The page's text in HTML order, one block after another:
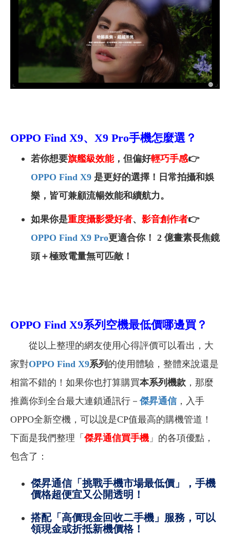
OPPO Find X9、 X9 Pro手機怎麼選？
若你想要旗艦級效能，但偏好輕巧手感👉
OPPO Find X9 是更好的選擇！日常拍攝和娛
樂，皆可兼顧流暢效能和續航力。
如果你是重度攝影愛好者、 影音創作者👉
OPPO Find X9 Pro更適合你！ 2 億畫素長焦鏡
頭＋極致電量無可匹敵！
OPPO Find X9系列 空機最低價哪邊買？
從以上整理的網友使用心得評價可以看出，大
家對OPPO Find X9系列 的使用體驗，整體來說還是
相當不錯的！如果你也打算購買本系列機款 ，那麼
推薦你到全台最大連鎖通訊行－ 傑昇通信，入手
OPPO全新空機，可以說是CP值最高的購機管道！
下面是我們整理「傑昇通信買手機 」的各項優點，
包含了：
傑昇通信「挑戰手機市場最低價」，手機
價格超便宜又公開透明！
搭配「高價現金回收二手機」服務，可以
領現金或折抵新機價格！